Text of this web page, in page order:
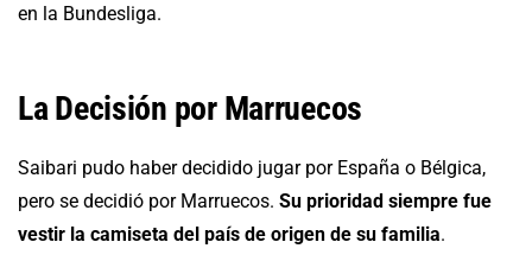
en la Bundesliga.
La Decisión por Marruecos
Saibari pudo haber decidido jugar por España o Bélgica,
pero se decidió por Marruecos. Su prioridad siempre fue
vestir la camiseta del país de origen de su familia.